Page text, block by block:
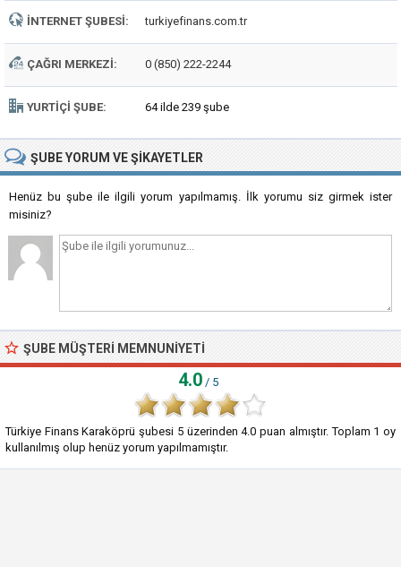
İNTERNET ŞUBESI: turkiyefinans.com.tr
ÇAĞRI MERKEZI: 0 (850) 222-2244
YURTIÇI ŞUBE: 64 ilde 239 şube
ŞUBEYORUM VE ŞIKAYETLER
Henüz bu şube ile ilgili yorum yapılmamış. İlk yorumu siz girmek ister
misiniz?
ŞUBE MÜŞTERI MEMNUNIYETI
4.0 / 5
Türkiye Finans Karaköprü şubesi 5üzerinden4.0 puan almıştır. Toplam 1 oy
kullanılmış olup henüz yorum yapılmamıştır.